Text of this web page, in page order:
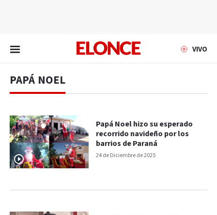
VIVO
PAPÁ NOEL
24 de Diciembre de 2025
Papá Noel hizo su esperado
recorrido navideño por los
barrios de Paraná